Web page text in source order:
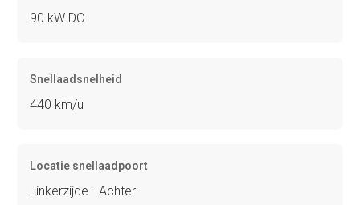
90 kW DC
Snellaadsnelheid
440 km/u
Locatie snellaadpoort
Linkerzijde - Achter